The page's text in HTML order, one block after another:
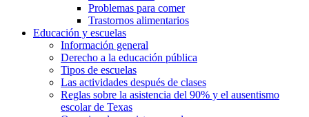
Problemas para comer
Trastornos alimentarios
Educación y escuelas
Información general
Derecho a la educación pública
Tipos de escuelas
Las actividades después de clases
Reglas sobre la asistencia del 90% y el ausentismo
escolar de Texas